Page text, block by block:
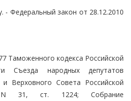
- Федеральный закон от 28.12.2010
Таможенного кодекса Российской
Съезда народных депутатов
и Верховного Совета Российской
N 31, ст. 1224; Собрание